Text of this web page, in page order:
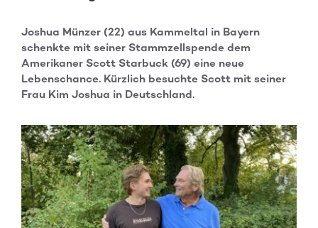
Joshua Münzer (22) aus Kammeltal in Bayern
schenkte mit seiner Stammzellspende dem
Amerikaner Scott Starbuck (69) eine neue
Lebenschance. Kürzlich besuchte Scott mit seiner
Frau Kim Joshua in Deutschland.